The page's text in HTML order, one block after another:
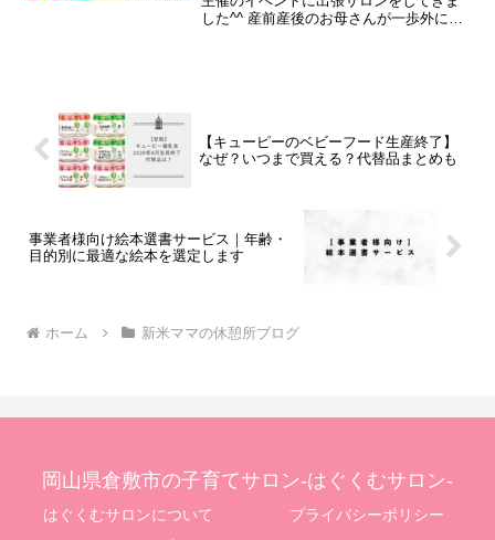
した^^ 産前産後のお母さんが一歩外に出
【キューピーのベビーフード生産終了】
なぜ？いつまで買える？代替品まとめも
事業者様向け絵本選書サービス｜年齢・
目的別に最適な絵本を選定します
ホーム 新米ママの休憩所ブログ
岡山県倉敷市の子育てサロン-はぐくむサロン-
はぐくむサロンについて
プライバシーポリシー